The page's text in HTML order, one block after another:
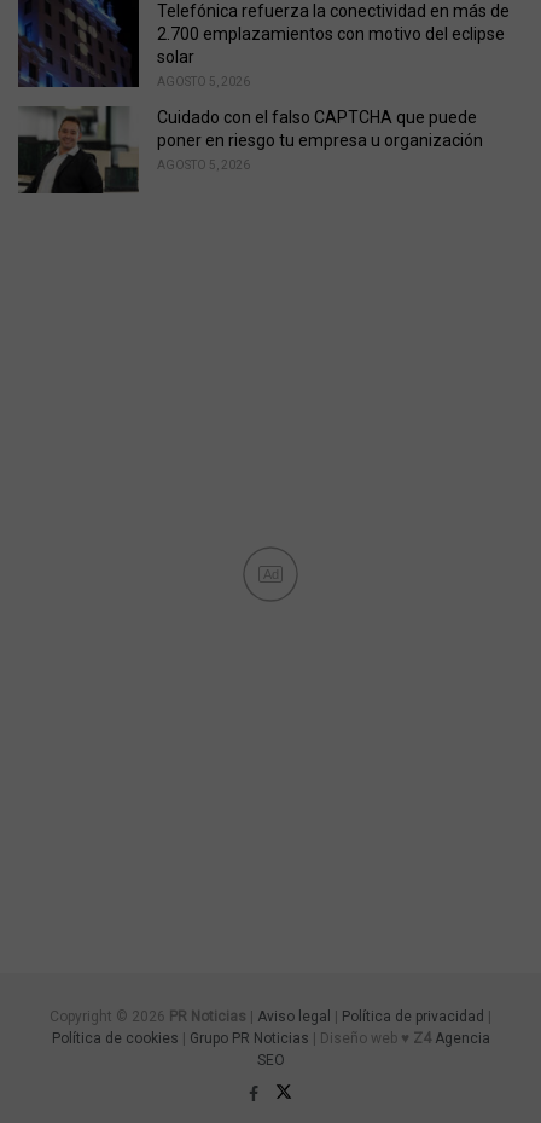
Telefónica refuerza la conectividad en más de
2.700 emplazamientos con motivo del eclipse
solar
AGOSTO 5, 2026
Cuidado con el falso CAPTCHA que puede
poner en riesgo tu empresa u organización
AGOSTO 5, 2026
Ad
Copyright © 2026 PR Noticias Aviso legal Política de privacidad
Política de cookies
Grupo PR Noticias | Diseño web ♥ Z4 Agencia
SEO